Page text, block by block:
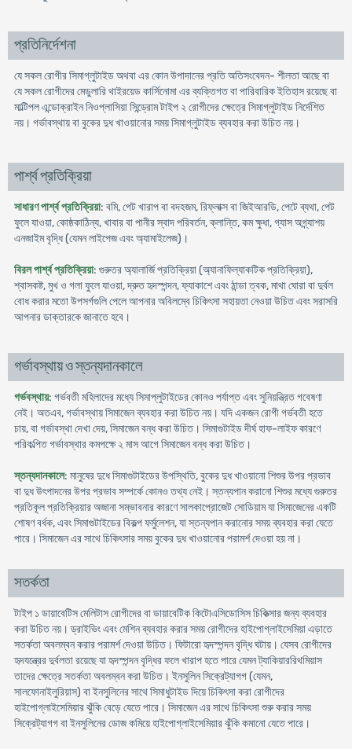
প্রতিনির্দেশনা
যে সকল রোগীর সিমাগ্লুটাইড অথবা এর কোন উপাদানের প্রতি অতিসংবেদন- শীলতা আছে বা
যে সকল রোগীদের মেডুলারি থাইরয়েড কার্সিনোমা এর ব্যক্তিগত বা পারিবারিক ইতিহাস রয়েছে বা
মাল্টিপল এন্ডোক্রাইন নিওপ্লাসিয়া সিন্ড্রোম টাইপ ২ রোগীদের ক্ষেত্রে সিমাগ্লুটাইড নির্দেশিত
নয়। গর্ভাবস্থায় বা বুকের দুধ খাওয়ানোর সময় সিমাগ্লুটাইড ব্যবহার করা উচিত নয়।
পার্শ্ব প্রতিক্রিয়া
সাধারণ পার্শ্ব প্রতিক্রিয়া: বমি, পেট খারাপ বা বদহজম, রিফ্লাক্স বা জিইআরডি, পেটে ব্যথা, পেট
ফুলে যাওয়া, কোষ্ঠকাঠিন্য, খাবার বা পানীর স্বাদ পরিবর্তন, ক্লান্তি, কম ক্ষুধা, গ্যাস অগ্ন্যাশয়
এনজাইম বৃদ্ধি (যেমন লাইপেজ এবং অ্যামাইলেজ)।
বিরল পার্শ্ব প্রতিক্রিয়া: গুরুতর অ্যালার্জি প্রতিক্রিয়া (অ্যানাফিল্যাকটিক প্রতিক্রিয়া),
শ্বাসকষ্ট, মুখ ও গলা ফুলে যাওয়া, দ্রুত হৃদস্পন্দন, ফ্যাকাশে এবং ঠান্ডা ত্বক, মাথা ঘোরা বা দুর্বল
বোধ করার মতো উপসর্গগুলি পেলে আপনার অবিলম্বে চিকিৎসা সহায়তা নেওয়া উচিত এবং সরাসরি
আপনার ডাক্তারকে জানাতে হবে।
গর্ভাবস্থায় ও স্তন্যদানকালে
গর্ভবস্থায়: গর্ভবতী মহিলাদের মধ্যে সিমাপ্লুটাইডের কোনও পর্যাপ্ত এবং সুনিয়ন্ত্রিত গবেষণা
নেই। অতএব, গর্ভাবস্থায় সিমাজেন ব্যবহার করা উচিত নয়। যদি একজন রোগী গর্ভবতী হতে
চায়, বা গর্ভাবস্থা দেখা দেয়, সিমাজেন বন্ধ করা উচিত। সিমাগুটাইড দীর্ঘ হাফ-লাইফ কারণে
পরিকল্পিত গর্ভাবস্থার কমপক্ষে ২ মাস আগে সিমাজেন বন্ধ করা উচিত।
স্তন্যদানকালে: মানুষের দুধে সিমাগুটাইডের উপস্থিতি, বুকের দুধ খাওয়ানো শিশুর উপর প্রভাব
বা দুধ উৎপাদনের উপর প্রভাব সম্পর্কে কোনও তথ্য নেই। স্তন্যপান করানো শিশুর মধ্যে গুরুতর
প্রতিকূল প্রতিক্রিয়ার অজানা সম্ভাবনার কারণে সালকাপ্রোজেট সোডিয়াম যা সিমাজেনের একটি
শোষণ বর্ধক, এবং সিমাগুটাইডের বিকল্প ফর্মুলেশন, যা স্তন্যপান করানোর সময় ব্যবহার করা যেতে
পারে। সিমাজেন এর সাথে চিকিৎসার সময় বুকের দুধ খাওয়ানোর পরামর্শ দেওয়া হয় না।
সতর্কতা
টাইপ ১ ডায়াবেটিস মেলিটাস রোগীদের বা ডায়াবেটিক কিটোএসিডোসিস চিকিত্সার জন্য ব্যবহার
করা উচিত নয়। ড্রাইভিং এবং মেশিন ব্যবহার করার সময় রোগীদের হাইপোগ্লাইসেমিয়া এড়াতে
সতর্কতা অবলম্বন করার পরামর্শ দেওয়া উচিত। ফিটারো হৃদস্পন্দন বৃদ্ধি ঘটায়। যেসব রোগীদের
হৃদযন্ত্রের দুর্বলতা রয়েছে যা হৃদস্পন্দন বৃদ্ধির ফলে খারাপ হতে পারে যেমন ট্যাকিয়াররিথমিয়াস
তাদের ক্ষেত্রে সতর্কতা অবলম্বন করা উচিত। ইনসুলিন সিক্রেট্যাগগ (যেমন,
সালফোনাইলুরিয়াস) বা ইনসুলিনের সাথে সিমাধুটাইড দিয়ে চিকিৎসা করা রোগীদের
হাইপোগ্লাইসেমিয়ার ঝুঁকি বেড়ে যেতে পারে। সিমাজেন এর সাথে চিকিৎসা শুরু করার সময়
সিক্রেট্যাগগ বা ইনসুলিনের ডোজ কমিয়ে হাইপোগ্লাইসেমিয়ার ঝুঁকি কমানো যেতে পারে।